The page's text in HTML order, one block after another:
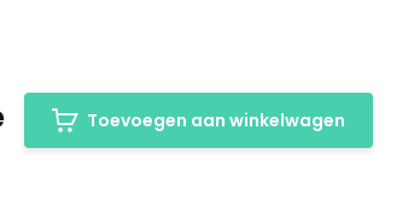
Toevoegen aan winkelwagen